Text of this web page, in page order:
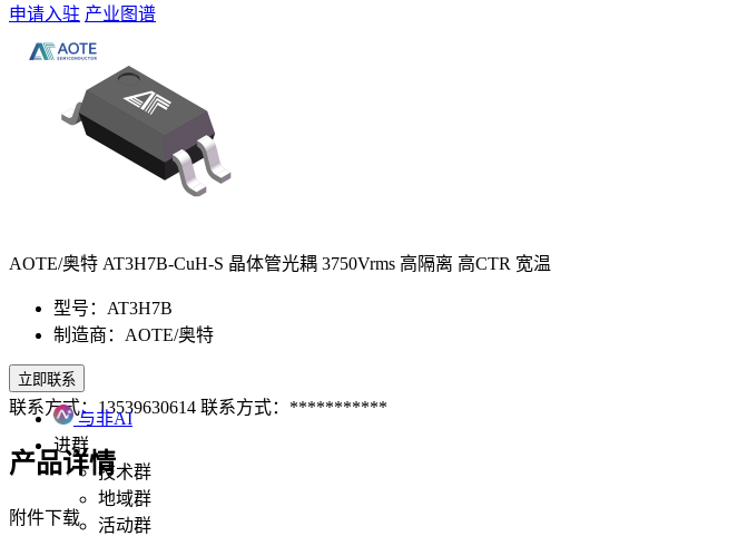
申请入驻 产业图谱
AOTE/奥特 AT3H7B-CuH-S 晶体管光耦 3750Vrms 高隔离 高CTR 宽温
型号：AT3H7B
制造商：AOTE/奥特
立即联系
联系方式：13539630614 联系方式：***********
产品详情
附件下载
与非AI
进群
技术群
地域群
活动群